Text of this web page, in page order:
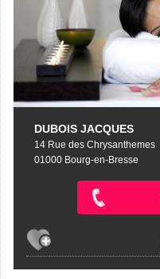
DUBOIS JACQUES
14 Rue des Chrysanthemes
01000 Bourg-en-Bresse